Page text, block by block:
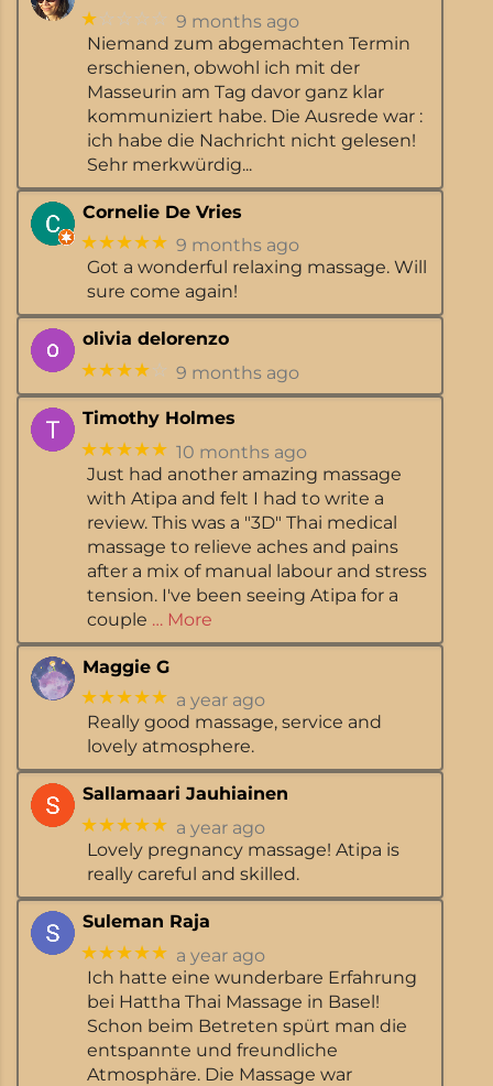
★☆☆☆☆ 9 months ago
Niemand zum abgemachten Termin
erschienen, obwohl ich mit der
Masseurin am Tag davor ganz klar
kommuniziert habe. Die Ausrede war :
ich habe die Nachricht nicht gelesen!
Sehr merkwürdig...
Cornelie De Vries
★★★★★ 9 months ago
Got a wonderful relaxing massage. Will
sure come again!
olivia delorenzo
★★★★☆ 9 months ago
Timothy Holmes
★★★★★ 10 months ago
Just had another amazing massage
with Atipa and felt I had to write a
review. This was a "3D" Thai medical
massage to relieve aches and pains
after a mix of manual labour and stress
tension. I've been seeing Atipa for a
couple … More
Maggie G
★★★★★ a year ago
Really good massage, service and
lovely atmosphere.
Sallamaari Jauhiainen
★★★★★ a year ago
Lovely pregnancy massage! Atipa is
really careful and skilled.
Suleman Raja
★★★★★ a year ago
Ich hatte eine wunderbare Erfahrung
bei Hattha Thai Massage in Basel!
Schon beim Betreten spürt man die
entspannte und freundliche
Atmosphäre. Die Massage war